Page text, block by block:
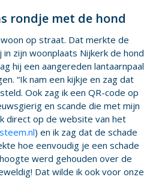
rond­je met de hond
op straat. Dat merkte de
zijn woonplaats Nijkerk de hond
hij een aangereden lantaarnpaal
“Ik nam een kijkje en zag dat
Ook zag ik een QR-code op
en scande die met mijn
direct op de website van het
) en ik zag dat de schade
hoe eenvoudig je een schade
werd gehouden over de
Dat wilde ik ook voor onze